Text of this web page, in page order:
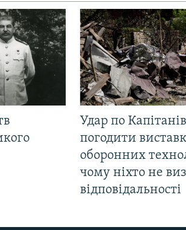
Удар по
погодити
оборонних
чому ніхто не
відповідальності